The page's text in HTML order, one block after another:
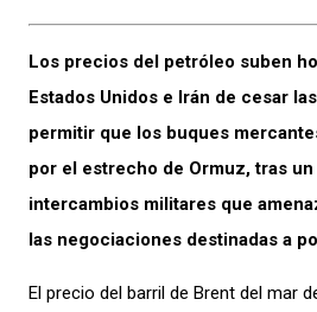
Los precios del petróleo suben
Estados Unidos e Irán de cesar
permitir que los buques
por el estrecho de Ormuz, tras
intercambios militares que
las negociaciones destinadas a
El precio del barril de Brent del mar